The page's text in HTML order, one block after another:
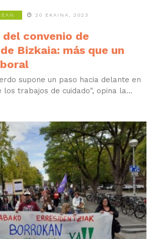
20 EKAINA, 2023
del convenio de
Bizkaia: más que un
supone un paso hacia delante en
los trabajos de cuidado", opina la...